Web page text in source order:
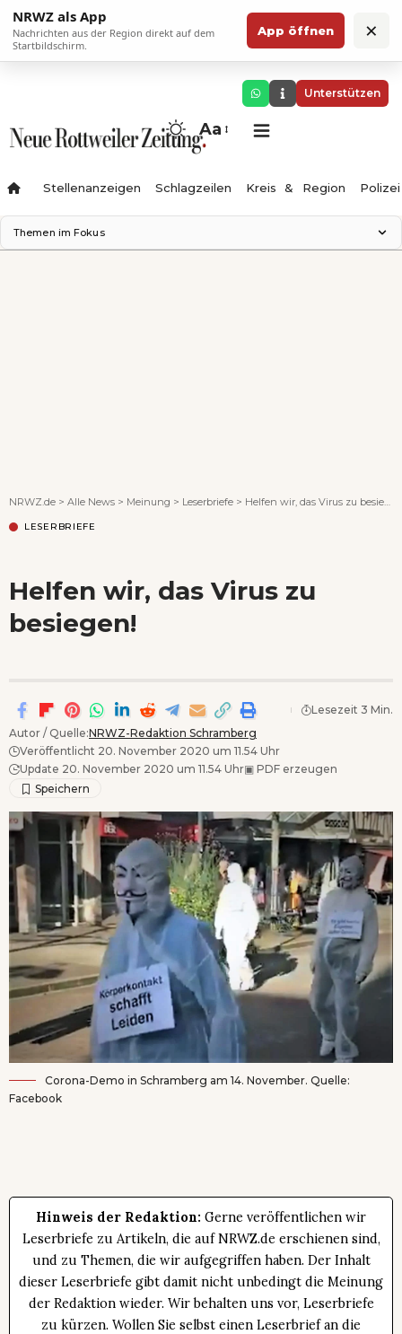
NRWZ als App
Nachrichten aus der Region direkt auf dem
Startbildschirm.
App öffnen ×
Unterstützen
Aa
Stellenanzeigen Schlagzeilen Kreis & Region Polizei
Themen im Fokus
NRWZ.de > Alle News > Meinung > Leserbriefe > Helfen wir, das Virus zu besiegen!
LESERBRIEFE
Helfen wir, das Virus zu
besiegen!
Autor / Quelle:NRWZ-Redaktion Schramberg
Veröffentlicht 20. November 2020 um 11.54 Uhr
Update 20. November 2020 um 11.54 Uhr▣ PDF erzeugen
Lesezeit 3 Min.
Corona-Demo in Schramberg am 14. November. Quelle:
Facebook
Hinweis der Redaktion: Gerne veröffentlichen wir
Leserbriefe zu Artikeln, die auf NRWZ.de erschienen sind,
und zu Themen, die wir aufgegriffen haben. Der Inhalt
dieser Leserbriefe gibt damit nicht unbedingt die Meinung
der Redaktion wieder. Wir behalten uns vor, Leserbriefe
zu kürzen. Wollen Sie selbst einen Leserbrief an die